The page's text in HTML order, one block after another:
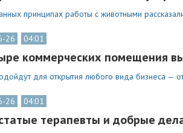
принципах работы с животными
26 04:01
коммерческих помещения
для открытия любого вида бизнеса —
26 04:01
терапевты и добрые